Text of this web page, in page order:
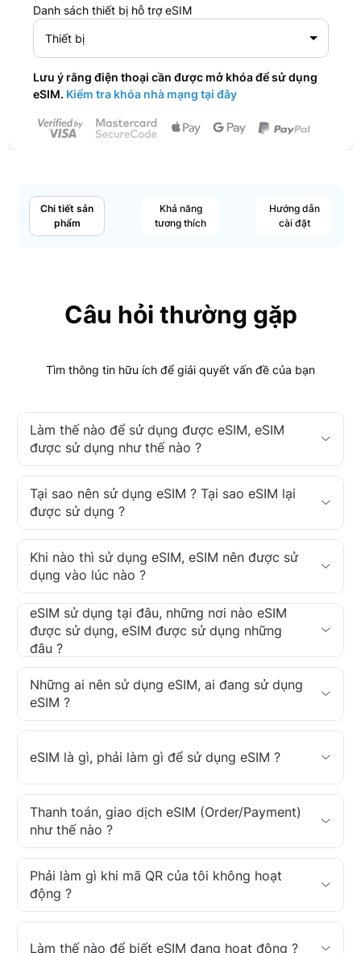
Danh sách thiết bị hỗ trợ eSIM
Thiết bị
Lưu ý rằng điện thoại cần được mở khóa để sử dụng
eSIM. Kiểm tra khóa nhà mạng tại đây
Chi tiết sản
phẩm
Khả năng
tương thích
Hướng dẫn
cài đặt
Câu hỏi thường gặp
Tìm thông tin hữu ích để giải quyết vấn đề của bạn
Làm thế nào để sử dụng được eSIM, eSIM
được sử dụng như thế nào ?
Tại sao nên sử dụng eSIM ? Tại sao eSIM lại
được sử dụng ?
Khi nào thì sử dụng eSIM, eSIM nên được sử
dụng vào lúc nào ?
eSIM sử dụng tại đâu, những nơi nào eSIM
được sử dụng, eSIM được sử dụng những
đâu ?
Những ai nên sử dụng eSIM, ai đang sử dụng
eSIM ?
eSIM là gì, phải làm gì để sử dụng eSIM ?
Thanh toán, giao dịch eSIM (Order/Payment)
như thế nào ?
Phải làm gì khi mã QR của tôi không hoạt
động ?
Làm thế nào để biết eSIM đang hoạt động ?